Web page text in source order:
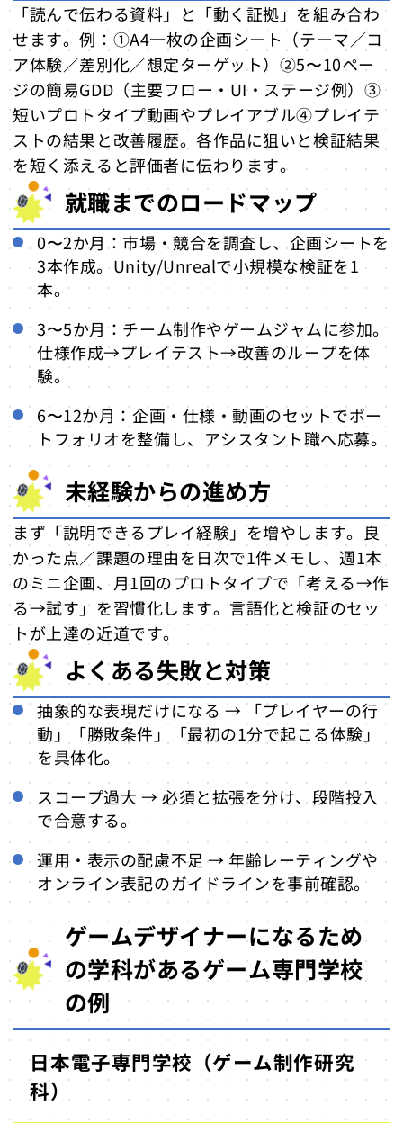
「読んで伝わる資料」と「動く証拠」を組み合わ
せます。例：①A4一枚の企画シート（テーマ／コ
ア体験／差別化／想定ターゲット）②5〜10ペー
ジの簡易GDD（主要フロー・UI・ステージ例）③
短いプロトタイプ動画やプレイアブル④プレイテ
ストの結果と改善履歴。各作品に狙いと検証結果
を短く添えると評価者に伝わります。
就職までのロードマップ
0〜2か月：市場・競合を調査し、企画シートを
3本作成。Unity/Unrealで小規模な検証を1
本。
3〜5か月：チーム制作やゲームジャムに参加。
仕様作成→プレイテスト→改善のループを体
験。
6〜12か月：企画・仕様・動画のセットでポー
トフォリオを整備し、アシスタント職へ応募。
未経験からの進め方
まず「説明できるプレイ経験」を増やします。良
かった点／課題の理由を日次で1件メモし、週1本
のミニ企画、月1回のプロトタイプで「考える→作
る→試す」を習慣化します。言語化と検証のセッ
トが上達の近道です。
よくある失敗と対策
抽象的な表現だけになる → 「プレイヤーの行
動」「勝敗条件」「最初の1分で起こる体験」
を具体化。
スコープ過大 → 必須と拡張を分け、段階投入
で合意する。
運用・表示の配慮不足 → 年齢レーティングや
オンライン表記のガイドラインを事前確認。
ゲームデザイナーになるため
の学科があるゲーム専門学校
の例
日本電子専門学校（ゲーム制作研究
科）